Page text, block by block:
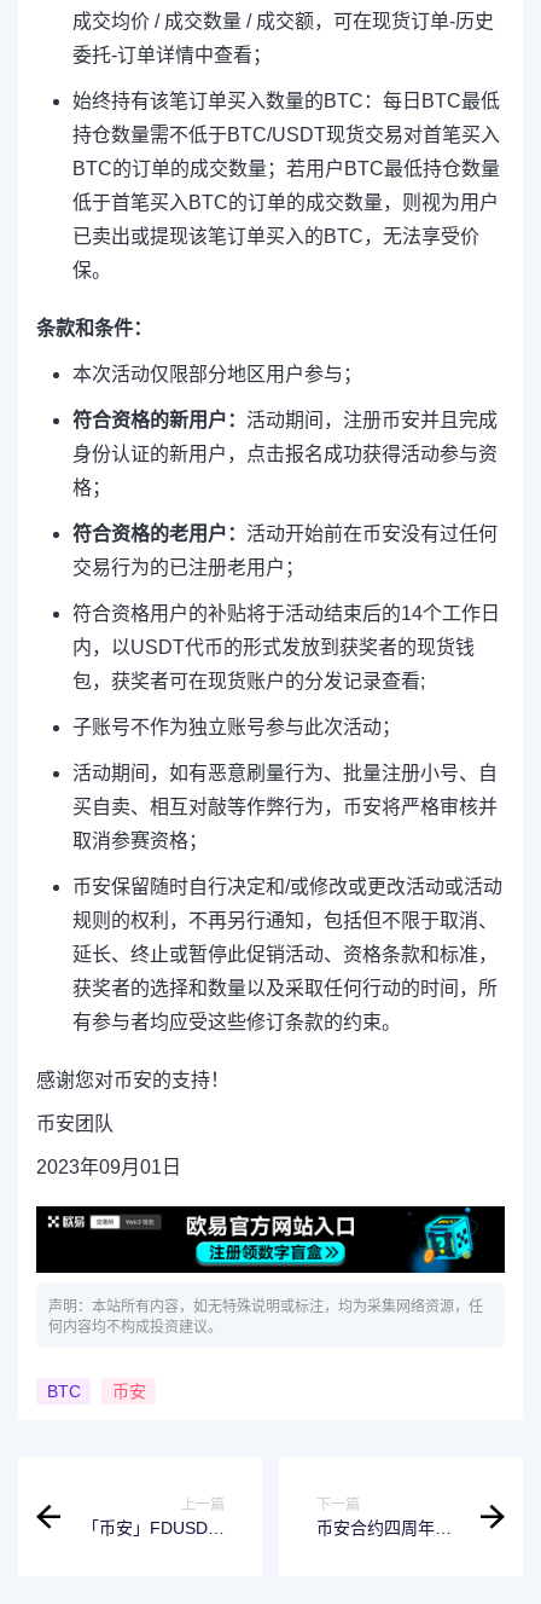
成交均价 / 成交数量 / 成交额，可在现货订单-历史
委托-订单详情中查看；
始终持有该笔订单买入数量的BTC：每日BTC最低
持仓数量需不低于BTC/USDT现货交易对首笔买入
BTC的订单的成交数量；若用户BTC最低持仓数量
低于首笔买入BTC的订单的成交数量，则视为用户
已卖出或提现该笔订单买入的BTC，无法享受价
保。
条款和条件：
本次活动仅限部分地区用户参与；
符合资格的新用户： 活动期间，注册币安并且完成
身份认证的新用户，点击报名成功获得活动参与资
格；
符合资格的老用户： 活动开始前在币安没有过任何
交易行为的已注册老用户；
符合资格用户的补贴将于活动结束后的14个工作日
内，以USDT代币的形式发放到获奖者的现货钱
包，获奖者可在现货账户的分发记录查看;
子账号不作为独立账号参与此次活动；
活动期间，如有恶意刷量行为、批量注册小号、自
买自卖、相互对敲等作弊行为，币安将严格审核并
取消参赛资格；
币安保留随时自行决定和/或修改或更改活动或活动
规则的权利，不再另行通知，包括但不限于取消、
延长、终止或暂停此促销活动、资格条款和标准，
获奖者的选择和数量以及采取任何行动的时间，所
有参与者均应受这些修订条款的约束。
感谢您对币安的支持！
币安团队
2023年09月01日
声明：本站所有内容，如无特殊说明或标注，均为采集网络资源，任
何内容均不构成投资建议。
BTC 币安
上一篇
「币安」FDUSD活
下一篇
币安合约四周年庆